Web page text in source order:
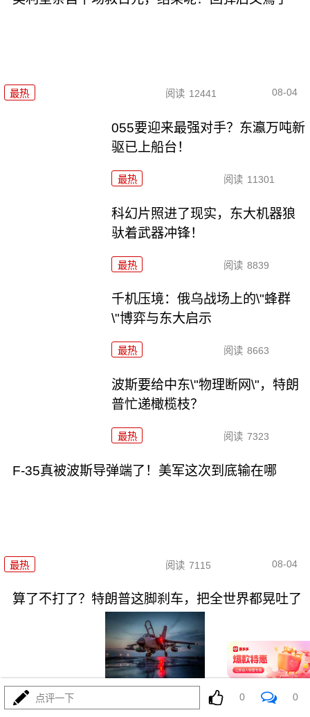
最热 阅读 12441 08-04
055要迎来最强对手？东瀛万吨新
驱已上船台！
最热 阅读 11301
科幻片照进了现实，东大机器狼
驮着武器冲锋！
最热 阅读 8839
千机压境：俄乌战场上的\"蜂群
\"博弈与东大启示
最热 阅读 8663
波斯要给中东\"物理断网\"，特朗
普忙递橄榄枝？
最热 阅读 7323
F-35真被波斯导弹端了！美军这次到底输在哪
最热 阅读 7115 08-04
算了不打了？特朗普这脚刹车，把全世界都晃吐了
最热 15942 08-03
点评一下 0 0